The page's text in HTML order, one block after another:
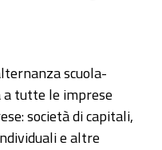
scuola-
a tutte le imprese
società di capitali,
e altre